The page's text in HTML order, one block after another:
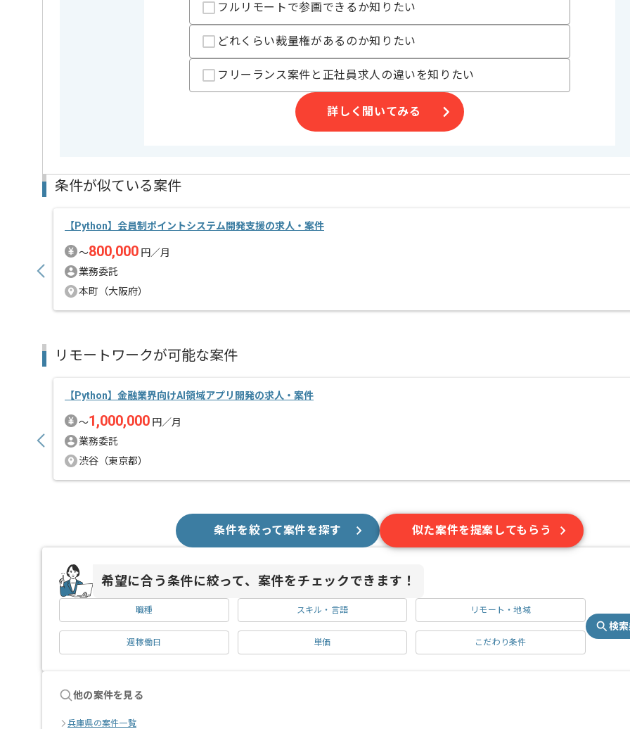
フルリモートで参画できるか知りたい
どれくらい裁量権があるのか知りたい
フリーランス案件と正社員求人の違いを知りたい
詳しく聞いてみる
条件が似ている案件
【Python】会員制ポイントシステム開発支援の求人・案件
〜800,000 円／月
業務委託
本町（大阪府）
リモートワークが可能な案件
【Python】金融業界向けAI領域アプリ開発の求人・案件
〜1,000,000 円／月
業務委託
渋谷（東京都）
条件を絞って案件を探す 似た案件を提案してもらう
希望に合う条件に絞って、案件をチェックできます！
職種 スキル・言語 リモート・地域
週稼働日 単価 こだわり条件
検
他の案件を見る
兵庫県の案件一覧